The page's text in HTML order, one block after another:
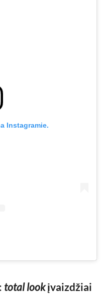
Instagramie.
: total lookįvaizdžiai